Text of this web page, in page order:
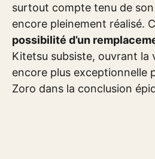
surtout compte tenu de
encore pleinement réalisé.
possibilité d’un
Kitetsu subsiste, ouvrant la
encore plus exceptionnelle
Zoro dans la conclusion